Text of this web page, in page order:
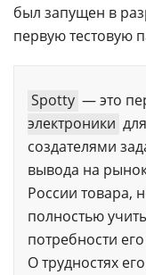
был запущен в
первую тестовую
Spotty — это
электроники для
создателями
вывода на
России товара,
полностью
потребности
О трудностях